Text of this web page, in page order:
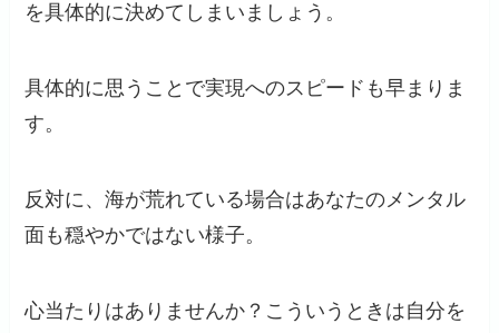
を具体的に決めてしまいましょう。
具体的に思うことで実現へのスピードも早まりま
す。
反対に、海が荒れている場合はあなたのメンタル
面も穏やかではない様子。
心当たりはありませんか？こういうときは自分を